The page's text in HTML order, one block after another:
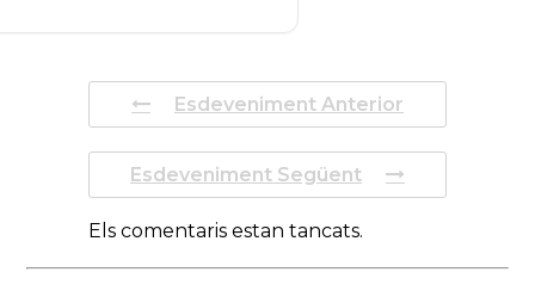
Esdeveniment Anterior
Esdeveniment Següent
Els comentaris estan tancats.